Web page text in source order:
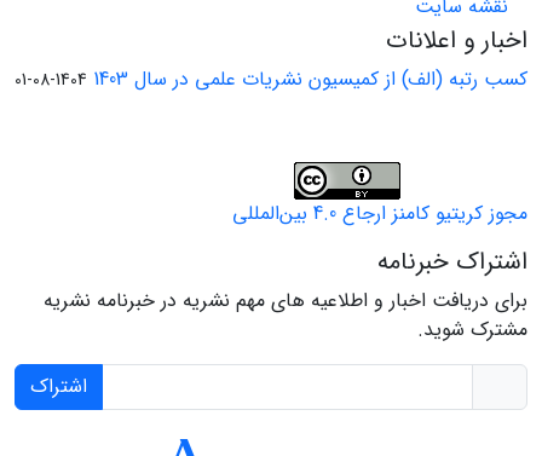
نقشه سایت
اخبار و اعلانات
کسب رتبه (الف) از کمیسیون نشریات علمی در سال 1403 1404-08-01
مجوز کریتیو کامنز ارجاع 4.0 بین‌المللی
اشتراک خبرنامه
برای دریافت اخبار و اطلاعیه های مهم نشریه در خبرنامه نشریه
مشترک شوید.
اشتراک